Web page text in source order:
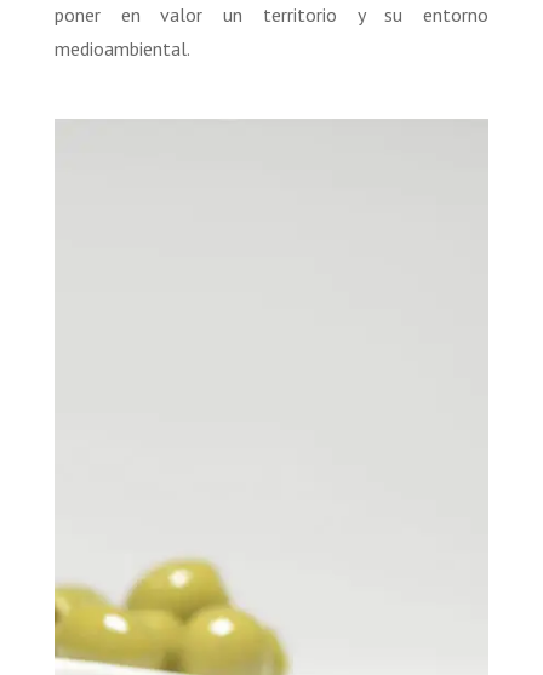
poner en valor un territorio y su entorno
medioambiental.